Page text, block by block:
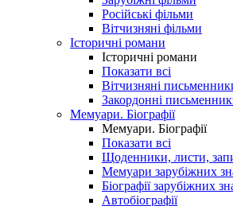
Російські фільми
Вітчизняні фільми
Історичні романи
Історичні романи
Показати всі
Вітчизняні
Закордонні
Мемуари. Біографії
Мемуари. Біографії
Показати всі
Щоденники, листи,
Мемуари зарубіжних
Біографії зарубіжних
Автобіографії